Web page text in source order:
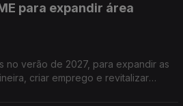
para expandir área
no verão de 2027, para expandir as
criar emprego e revitalizar